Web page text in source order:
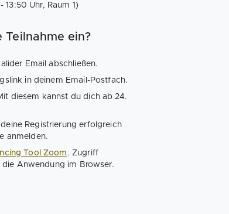
Uhr, Raum 1)
ein?
Email abschließen.
in deinem Email-Postfach.
diesem kannst du dich ab 24.
Registrierung erfolgreich
anmelden.
Tool Zoom . Zugriff
Anwendung im Browser.